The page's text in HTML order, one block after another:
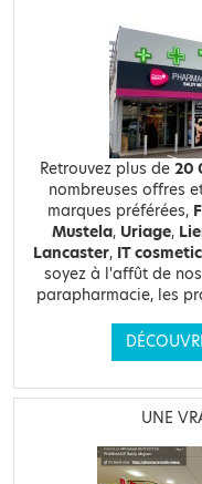
Retrouvez plus de 20
nombreuses offres
marques préférées,
Mustela, Uriage,
Lancaster, IT
soyez à l'affût de
parapharmacie, les
UNE